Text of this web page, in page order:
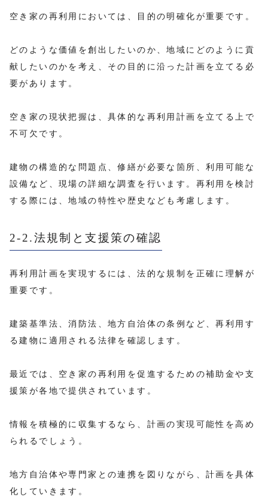
空き家の再利用においては、目的の明確化が重要です。
どのような価値を創出したいのか、地域にどのように貢
献したいのかを考え、その目的に沿った計画を立てる必
要があります。
空き家の現状把握は、具体的な再利用計画を立てる上で
不可欠です。
建物の構造的な問題点、修繕が必要な箇所、利用可能な
設備など、現場の詳細な調査を行います。再利用を検討
する際には、地域の特性や歴史なども考慮します。
2-2.法規制と支援策の確認
再利用計画を実現するには、法的な規制を正確に理解が
重要です。
建築基準法、消防法、地方自治体の条例など、再利用す
る建物に適用される法律を確認します。
最近では、空き家の再利用を促進するための補助金や支
援策が各地で提供されています。
情報を積極的に収集するなら、計画の実現可能性を高め
られるでしょう。
地方自治体や専門家との連携を図りながら、計画を具体
化していきます。